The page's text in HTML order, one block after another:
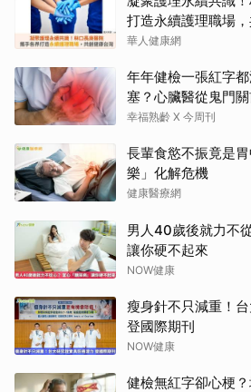
打造永續護理職場
華人健康網
年年健檢一張紅字
塞？心臟醫從鬼門
梗要看對數字
幸福熟齡 X 今周刊
長輩食慾不振竟是
樂」化解危機
健康醫療網
男人40歲後就力不
讓你硬不起來
NOW健康
瘦身針不只減重！
登國際期刊
NOW健康
健檢無紅字卻心梗？